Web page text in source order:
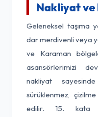
Nakliyat ve
Geleneksel taşıma
dar merdivenli veya
ve Karaman
asansörlerimizi
nakliyat
sürüklenmez,
edilir. 15. kata